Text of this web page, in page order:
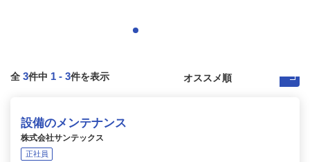
全 3件中 1 - 3件を表示
設備のメンテナンス
株式会社サンテックス
正社員